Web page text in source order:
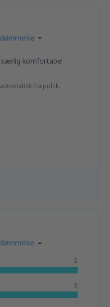
særlig komfortabel
fra polsk.
5
5